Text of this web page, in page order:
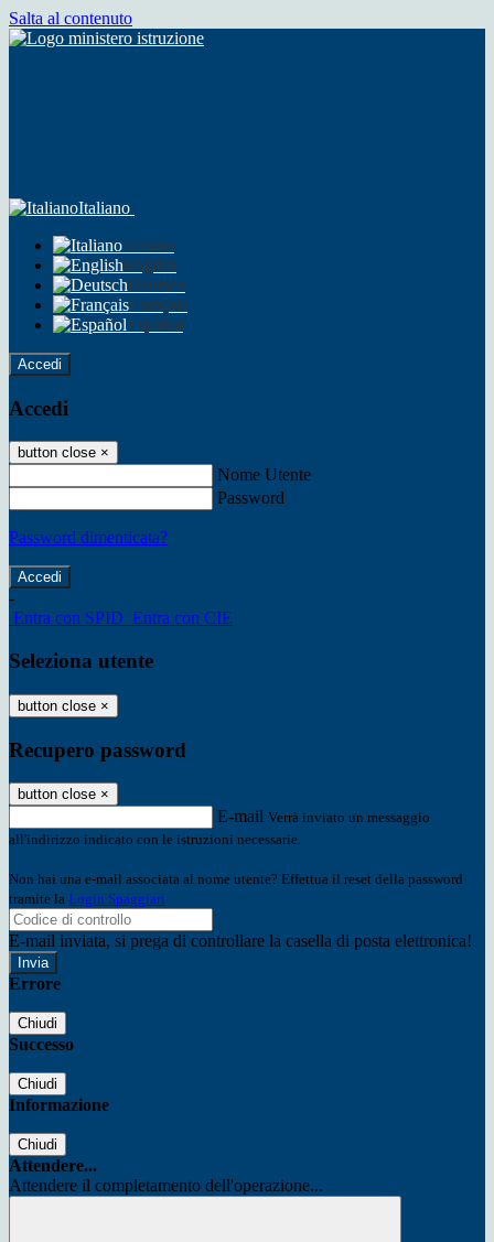
Salta al contenuto
Italiano
Italiano
English
Deutsch
Français
Español
Accedi
Accedi
button close ×
Nome Utente
Password
Password dimenticata?
-
Entra con SPID Entra con CIE
Seleziona utente
button close ×
Recupero password
button close ×
E-mail Verrà inviato un messaggio
all'indirizzo indicato con le istruzioni necessarie.
Non hai una e-mail associata al nome utente? Effettua il reset della password
tramite la Login Spaggiari
E-mail inviata, si prega di controllare la casella di posta elettronica!
Errore
Chiudi
Successo
Chiudi
Informazione
Chiudi
Attendere...
Attendere il completamento dell'operazione...